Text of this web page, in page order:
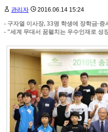
관리자 2016.06.14 15:24
- 구자열 이사장, 33명 학생에 장학금·증
- "세계 무대서 꿈펼치는 우수인재로 성